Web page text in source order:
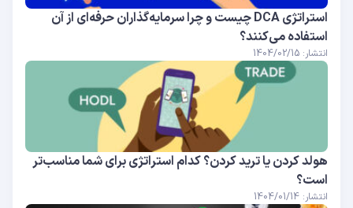
استراتژی DCA چیست و چرا سرمایه‌گذاران حرفه‌ای از آن
استفاده می‌کنند؟
انتشار: 1404/02/15
هولد کردن یا ترید کردن؟ کدام استراتژی برای شما مناسب‌تر
است؟
انتشار: 1404/01/14